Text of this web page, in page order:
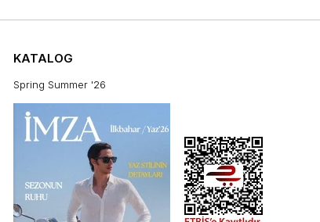
KATALOG
Spring Summer '26